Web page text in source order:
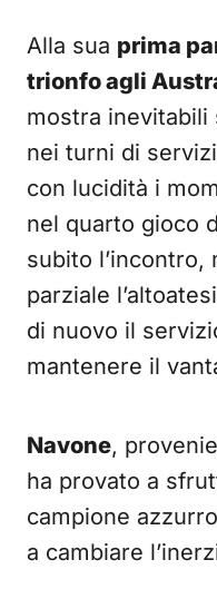
Alla sua prima
trionfo agli
mostra inevitabili
nei turni di
con lucidità i
nel quarto gioco
subito l’incontro,
parziale
di nuovo il
mantenere il
Navone,
ha provato a
campione
a cambiare